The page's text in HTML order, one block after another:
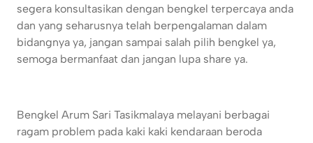
segera konsultasikan dengan bengkel terpercaya anda
dan yang seharusnya telah berpengalaman dalam
bidangnya ya, jangan sampai salah pilih bengkel ya,
semoga bermanfaat dan jangan lupa share ya.
Bengkel Arum Sari Tasikmalaya melayani berbagai
ragam problem pada kaki kaki kendaraan beroda